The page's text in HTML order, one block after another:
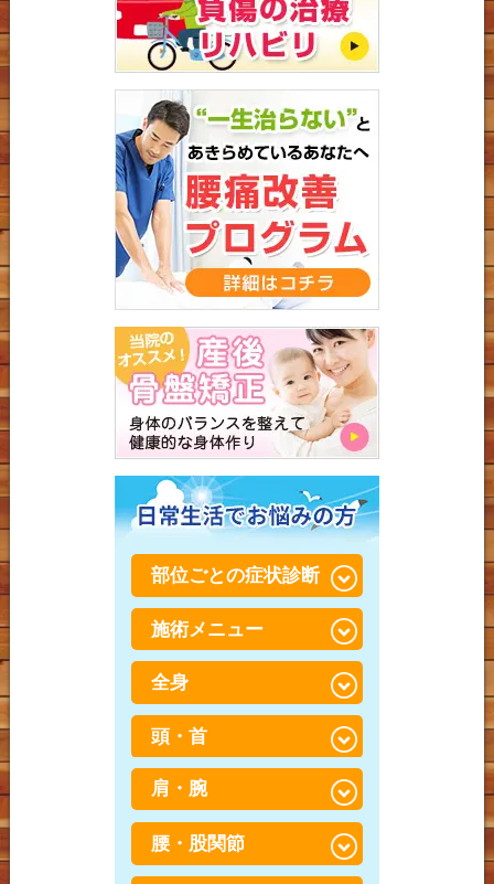
部位ごとの症状診断
腰が重い・だるい
施術メニュー
骨盤・骨格矯正×筋肉調整
（パートナーストレッ
チ）
骨盤・骨格矯正
鍼灸
産後骨盤矯正
全身
スポーツ障害・スポーツ
外傷
捻挫・肉離れ
打撲（だぼく）・打ち身
頭・首
寝違え
ストレートネック
肩・腕
五十肩
腰・股関節